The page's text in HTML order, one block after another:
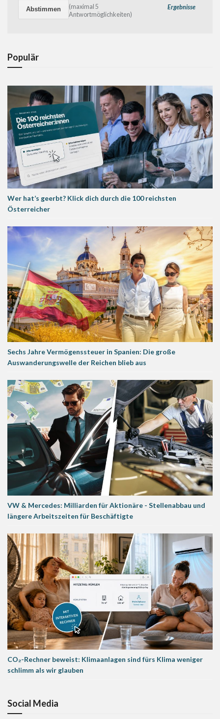
Ergebnisse
(maximal 5
Antwortmöglichkeiten)
Populär
Wer hat’s geerbt? Klick dich durch die 100 reichsten
Österreicher
Sechs Jahre Vermögenssteuer in Spanien: Die große
Auswanderungswelle der Reichen blieb aus
VW & Mercedes: Milliarden für Aktionäre - Stellenabbau und
längere Arbeitszeiten für Beschäftigte
CO₂-Rechner beweist: Klimaanlagen sind fürs Klima weniger
schlimm als wir glauben
Social Media